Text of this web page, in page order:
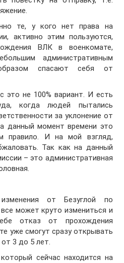
те, у кого нет права на
активно этим пользуются,
ВЛК в военкомате,
административным
спасают себя от
это не 100% вариант. И есть
когда людей пытались
за уклонение от
данный момент времени это
правило. И на мой взгляд,
Так как на данный
– это административная
от Безуглой по
может круто измениться и
отказ от прохождения
уже смогут сразу открывать
3 до 5 лет.
сейчас находится на